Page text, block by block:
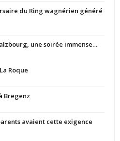
du Ring wagnérien généré
une soirée immense…
Roque
Bregenz
avaient cette exigence